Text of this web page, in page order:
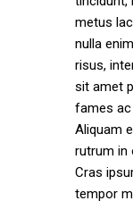
metus
nulla
risus,
sit amet
fames ac
Aliquam
rutrum in
Cras
tempor